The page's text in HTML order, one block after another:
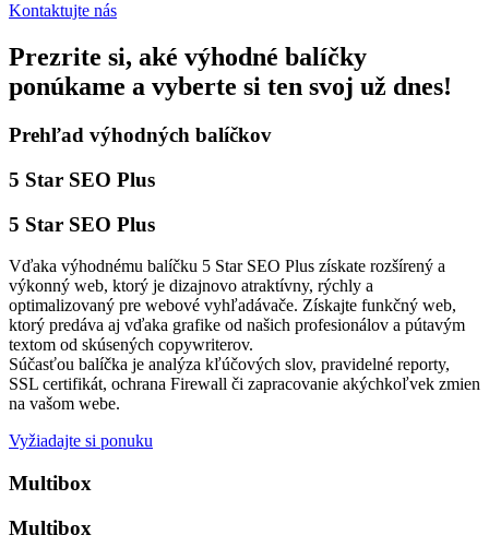
Kontaktujte nás
Prezrite si, aké výhodné balíčky
ponúkame a vyberte si ten svoj už dnes!
Prehľad výhodných balíčkov
5 Star SEO Plus
5 Star SEO Plus
Vďaka výhodnému balíčku 5 Star SEO Plus získate rozšírený a
výkonný web, ktorý je dizajnovo atraktívny, rýchly a
optimalizovaný pre webové vyhľadávače. Získajte funkčný web,
ktorý predáva aj vďaka grafike od našich profesionálov a pútavým
textom od skúsených copywriterov.
Súčasťou balíčka je analýza kľúčových slov, pravidelné reporty,
SSL certifikát, ochrana Firewall či zapracovanie akýchkoľvek zmien
na vašom webe.
Vyžiadajte si ponuku
Multibox
Multibox